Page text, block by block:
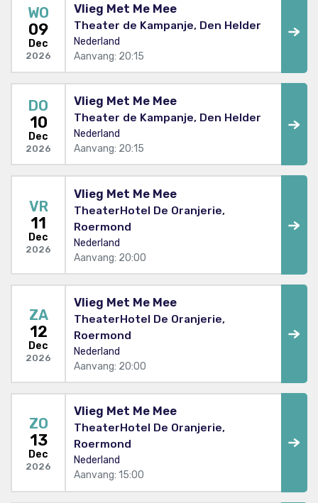
WO
09
Dec
2026
Vlieg Met Me Mee
Theater de Kampanje, Den Helder
Nederland
Aanvang: 20:15
DO
10
Dec
2026
Vlieg Met Me Mee
Theater de Kampanje, Den Helder
Nederland
Aanvang: 20:15
VR
11
Dec
2026
Vlieg Met Me Mee
TheaterHotel De Oranjerie,
Roermond
Nederland
Aanvang: 20:00
ZA
12
Dec
2026
Vlieg Met Me Mee
TheaterHotel De Oranjerie,
Roermond
Nederland
Aanvang: 20:00
ZO
13
Dec
2026
Vlieg Met Me Mee
TheaterHotel De Oranjerie,
Roermond
Nederland
Aanvang: 15:00